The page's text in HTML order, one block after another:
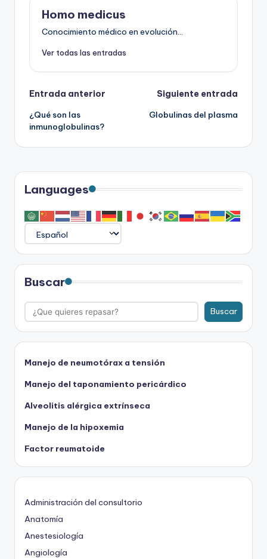
Homo medicus
Conocimiento médico en evolución...
Ver todas las entradas
Navegación
de
entradas
Entrada anterior
¿Qué son las
inmunoglobulinas?
Siguiente entrada
Globulinas del plasma
Languages
Buscar
Buscar
Manejo de neumotórax a tensión
Manejo del taponamiento pericárdico
Alveolitis alérgica extrínseca
Manejo de la hipoxemia
Factor reumatoide
Administración del consultorio
Anatomía
Anestesiología
Angiología